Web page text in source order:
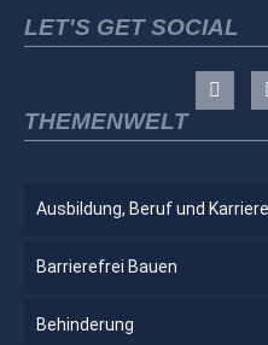
LET'S GET SOCIAL
THEMENWELT
Ausbildung, Beruf und Karriere
Barrierefrei Bauen
Behinderung